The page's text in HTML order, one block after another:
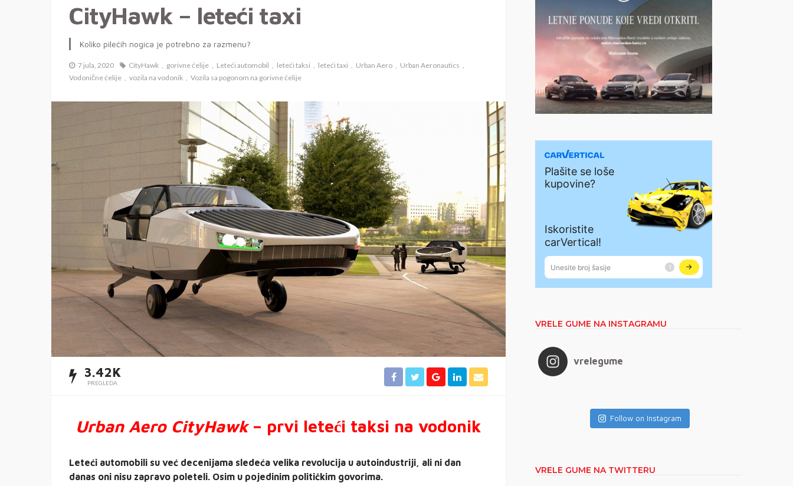
CityHawk – leteći taxi
Koliko pilećih nogica je potrebno za razmenu?
7 jula, 2020 CityHawk gorivne ćelije Leteći automobil leteći taksi leteći taxi Urban Aero
Urban Aeronautics
Vodonične ćelije
vozila na vodonik Vozila sa pogonom na gorivne ćelije
3.42K
PREGLEDA
Urban Aero CityHawk– prvi leteći taksi na vodonik
Leteći automobili su već decenijama sledeća velika revolucija u autoindustriji, ali ni dan
danas oni nisu zapravo poleteli. Osim u pojedinim političkim govorima.
VRELE GUME NA INSTAGRAMU
vrelegume
Follow on Instagram
VRELE GUME NA TWITTERU